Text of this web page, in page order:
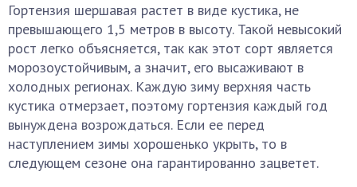
Гортензия шершавая растет в виде кустика, не
превышающего 1,5 метров в высоту. Такой невысокий
рост легко объясняется, так как этот сорт является
морозоустойчивым, а значит, его высаживают в
холодных регионах. Каждую зиму верхняя часть
кустика отмерзает, поэтому гортензия каждый год
вынуждена возрождаться. Если ее перед
наступлением зимы хорошенько укрыть, то в
следующем сезоне она гарантированно зацветет.